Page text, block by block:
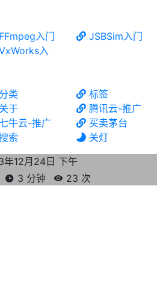
FFmpeg入门
JSBSim入门
入
分类
标签
关于
腾讯云-推广
牛云-推广
买卖茅台
索
关灯
年12月24日 下午
3 分钟 23 次